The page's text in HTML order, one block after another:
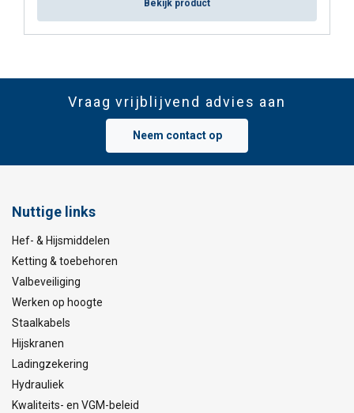
Bekijk product
Vraag vrijblijvend advies aan
Neem contact op
Nuttige links
Hef- & Hijsmiddelen
Ketting & toebehoren
Valbeveiliging
Werken op hoogte
Staalkabels
Hijskranen
Ladingzekering
Hydrauliek
Kwaliteits- en VGM-beleid